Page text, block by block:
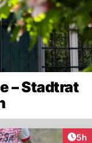
– Stadtrat
5h